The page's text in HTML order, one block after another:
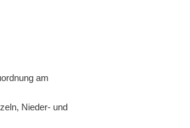
am
Nieder- und